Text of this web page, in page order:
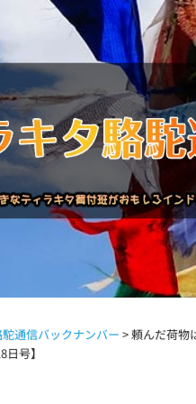
ンドが大好き!!
通信バックナンバー >頼んだ荷
号】